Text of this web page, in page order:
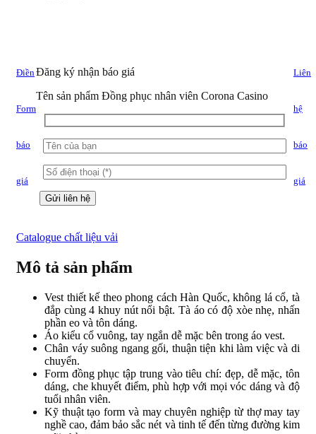
Điền
Form
báo
giá
Đăng ký nhận báo giá
Tên sản phẩm Đồng phục nhân viên Corona Casino
Liên
hệ
báo
giá
Catalogue chất liệu vải
Mô tả sản phẩm
Vest thiết kế theo phong cách Hàn Quốc, không lá cổ, tà
đắp cùng 4 khuy nút nổi bật. Tà áo có độ xòe nhẹ, nhấn
phần eo và tôn dáng.
Áo kiểu cổ vuông, tay ngắn dễ mặc bên trong áo vest.
Chân váy suông ngang gối, thuận tiện khi làm việc và di
chuyển.
Form đồng phục tập trung vào tiêu chí: đẹp, dễ mặc, tôn
dáng, che khuyết điểm, phù hợp với mọi vóc dáng và độ
tuổi nhân viên.
Kỹ thuật tạo form và may chuyên nghiệp từ thợ may tay
nghề cao, đảm bảo sắc nét và tinh tế đến từng đường kim